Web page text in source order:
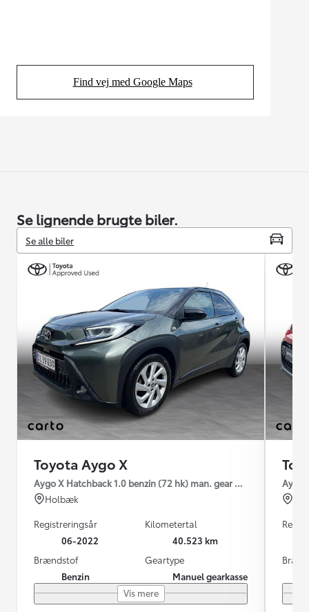
Find vej med Google Maps
(Opens in new tab)
Se lignende brugte biler.
Se alle biler
Toyota Aygo X
Aygo X Hatchback 1.0 benzin (72 hk) man. gear Pulse
Holbæk
Registreringsår
06-2022
Kilometertal
40.523 km
Brændstof
Benzin
Geartype
Manuel gearkasse
Vis mere
Aygo